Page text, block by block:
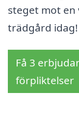
steget mot en
trädgård idag!
Få 3
förpliktelser